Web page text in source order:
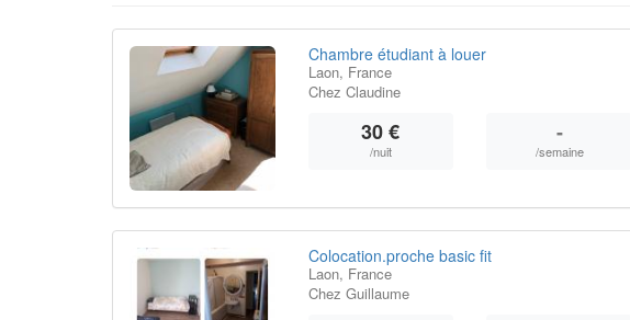
Chambre étudiant à louer
Laon, France
Chez Claudine
30 €
/nuit
-
/semaine
Colocation.proche basic fit
Laon, France
Chez Guillaume